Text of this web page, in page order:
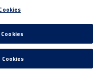
VŠECHNA PRÁVA VYHRAZENA. |
|ZÁSADY O SOUBORECH COOKIE|